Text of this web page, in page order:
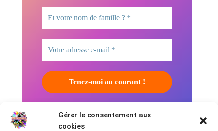
Gérer le consentement aux
cookies
notrepolitique de confidentialitépour plus
d’informations.